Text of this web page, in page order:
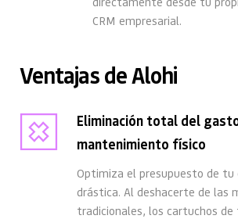
CRM empresarial.
Ventajas de Alohi
Eliminación total del
mantenimiento físico
Optimiza el presupuesto de
drástica. Al deshacerte de las
tradicionales, los cartuchos